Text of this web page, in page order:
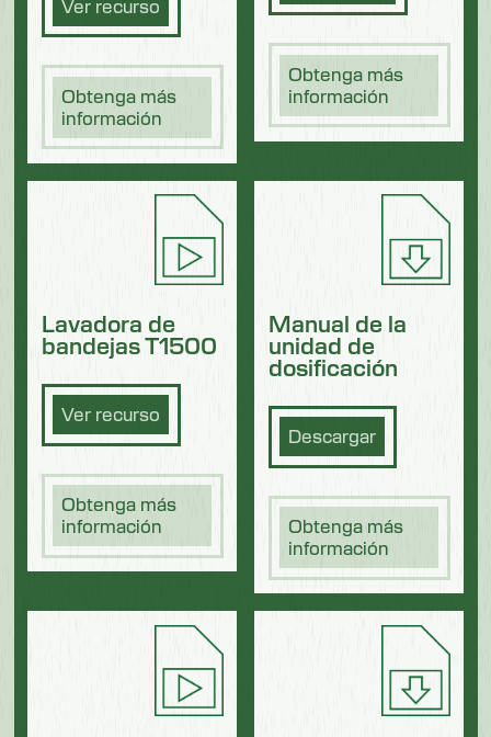
Ver recurso
Obtenga más
información
Obtenga más
información
Lavadora de
bandejas T1500
Ver recurso
Obtenga más
información
Manual de la
unidad de
dosificación
Descargar
Obtenga más
información